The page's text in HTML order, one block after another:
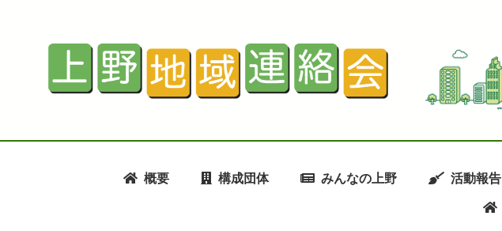
概要 構成団体 みんなの上野 活動報告